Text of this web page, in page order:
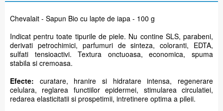
Chevalait - Sapun Bio cu lapte de iapa - 100 g
Indicat pentru toate tipurile de piele. Nu contine SLS, parabeni,
derivati petrochimici, parfumuri de sinteza, coloranti, EDTA,
sulfati tensioactivi. Textura onctuoasa, economica, spuma
stabila si cremoasa.
Efecte: curatare, hranire si hidratare intensa, regenerare
celulara, reglarea functiilor epidermei, stimularea circulatiei,
redarea elasticitatii si prospetimii, intretinere optima a pileii.